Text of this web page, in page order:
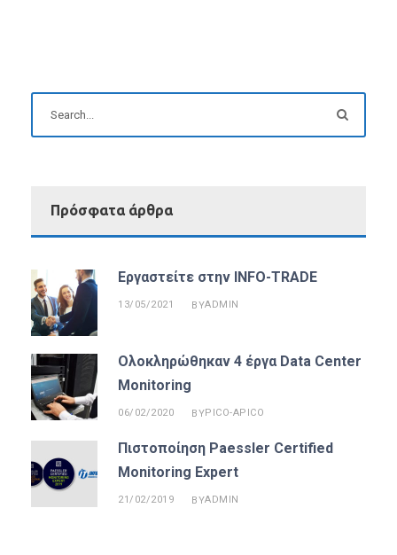
Πρόσφατα άρθρα
Εργαστείτε στην INFO-TRADE
13/05/2021 BYADMIN
Ολοκληρώθηκαν 4 έργα Data Center
Monitoring
06/02/2020 BYPICO-APICO
Πιστοποίηση Paessler Certified
Monitoring Expert
21/02/2019 BYADMIN